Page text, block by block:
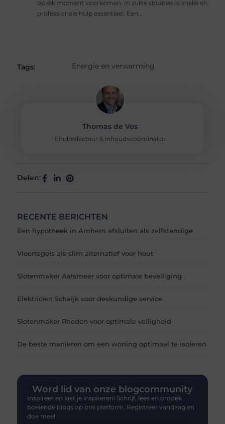
op elk moment voorkomen. In zulke situaties is snelle en
professionele hulp essentieel. Een...
Tags: Energie en verwarming
Thomas de Vos
Eindredacteur & inhoudscoördinator
Delen:
RECENTE BERICHTEN
Een hypotheek in Arnhem afsluiten als zelfstandige
Vloertegels als slim alternatief voor hout
Slotenmaker Aalsmeer voor optimale beveiliging
Elektricien Schaijk voor deskundige service
Slotenmaker Rheden voor optimale veiligheid
De beste manieren om een woning optimaal te isoleren
Word lid van onze blogcommunity
Inspireer en laat je inspireren! Schrijf, lees en ontdek
boeiende blogs op ons platform. Registreer vandaag en
doe mee!